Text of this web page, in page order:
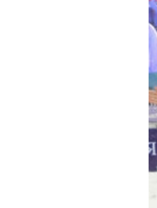
Реестр
агентств
Обращения
Противодействие